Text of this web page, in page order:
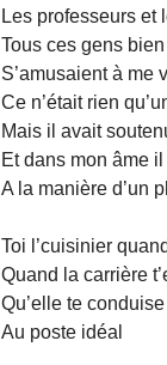
Les professeurs et
Tous ces gens
S’amusaient à me
Ce n’était rien
Mais il avait
Et dans mon âme
A la manière d’un
Toi l’cuisinier
Quand la carrière
Qu’elle te
Au poste idéal